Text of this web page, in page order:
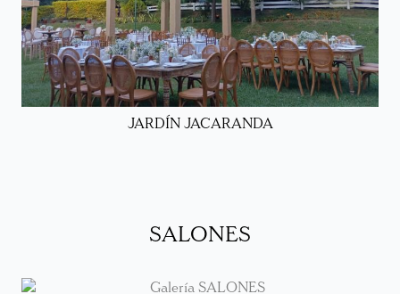
JARDÍN JACARANDA
SALONES